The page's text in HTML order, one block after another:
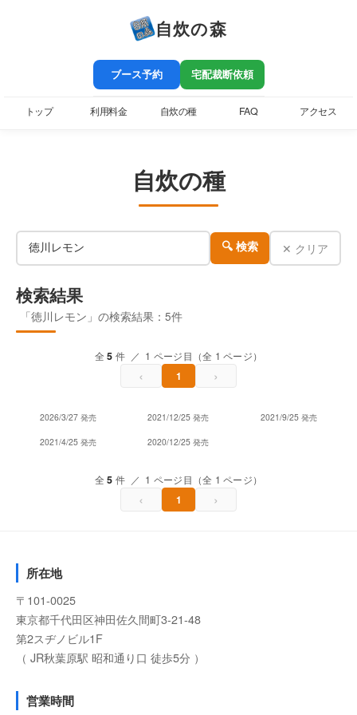
自炊の森
ブース予約 宅配裁断依頼
トップ 利用料金 自炊の種 FAQ アクセス
自炊の種
🔍 検索 ✕ クリア
検索結果
「徳川レモン」の検索結果：5件
全5 件 ／ 1 ページ目（全 1 ページ）
‹ 1 ›
2026/3/27 発売 2021/12/25 発売 2021/9/25 発売
2021/4/25 発売 2020/12/25 発売
全5 件 ／ 1 ページ目（全 1 ページ）
‹ 1 ›
所在地
〒101-0025
東京都千代田区神田佐久間町3-21-48
第2スヂノビル1F
（ JR秋葉原駅 昭和通り口 徒歩5分 ）
営業時間